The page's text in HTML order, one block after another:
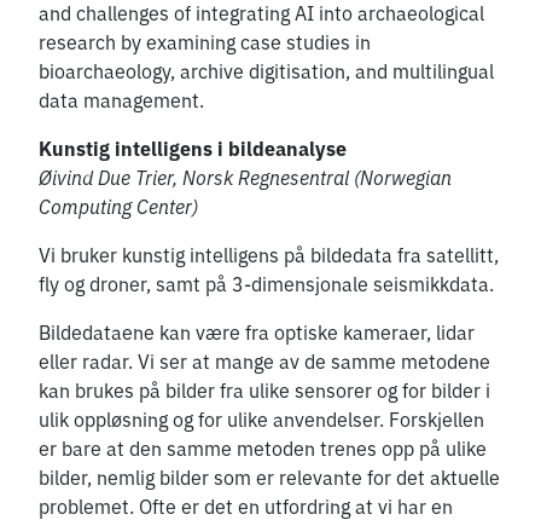
and challenges of integrating AI into archaeological
research by examining case studies in
bioarchaeology, archive digitisation, and multilingual
data management.
Kunstig intelligens i bildeanalyse
Øivind Due Trier, Norsk Regnesentral (Norwegian
Computing Center)
Vi bruker kunstig intelligens på bildedata fra satellitt,
fly og droner, samt på 3-dimensjonale seismikkdata.
Bildedataene kan være fra optiske kameraer, lidar
eller radar. Vi ser at mange av de samme metodene
kan brukes på bilder fra ulike sensorer og for bilder i
ulik oppløsning og for ulike anvendelser. Forskjellen
er bare at den samme metoden trenes opp på ulike
bilder, nemlig bilder som er relevante for det aktuelle
problemet. Ofte er det en utfordring at vi har en